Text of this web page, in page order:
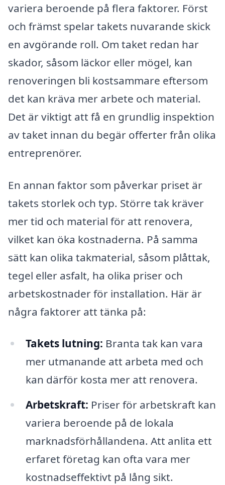
variera beroende på flera faktorer. Först
och främst spelar takets nuvarande skick
en avgörande roll. Om taket redan har
skador, såsom läckor eller mögel, kan
renoveringen bli kostsammare eftersom
det kan kräva mer arbete och material.
Det är viktigt att få en grundlig inspektion
av taket innan du begär offerter från olika
entreprenörer.
En annan faktor som påverkar priset är
takets storlek och typ. Större tak kräver
mer tid och material för att renovera,
vilket kan öka kostnaderna. På samma
sätt kan olika takmaterial, såsom plåttak,
tegel eller asfalt, ha olika priser och
arbetskostnader för installation. Här är
några faktorer att tänka på:
Takets lutning: Branta tak kan vara
mer utmanande att arbeta med och
kan därför kosta mer att renovera.
Arbetskraft: Priser för arbetskraft kan
variera beroende på de lokala
marknadsförhållandena. Att anlita ett
erfaret företag kan ofta vara mer
kostnadseffektivt på lång sikt.